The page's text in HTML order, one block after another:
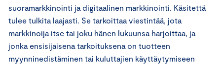
suoramarkkinointi ja digitaalinen markkinointi. Käsitettä
tulee tulkita laajasti. Se tarkoittaa viestintää, jota
markkinoija itse tai joku hänen lukuunsa harjoittaa, ja
jonka ensisijaisena tarkoituksena on tuotteen
myynninedistäminen tai kuluttajien käyttäytymiseen